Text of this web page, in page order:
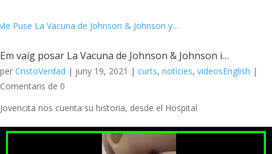
Em vaig posar La Vacuna de Johnson & Johnson i…
per CristoVerdad | juny 19, 2021 | curts, notícies, videosEnglish |
Comentaris de 0
Jovencita nos cuenta su historia, desde el Hospital